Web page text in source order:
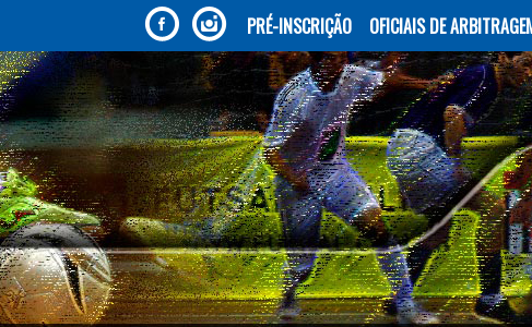
PRÉ-INSCRIÇÃO OFICIAIS DE